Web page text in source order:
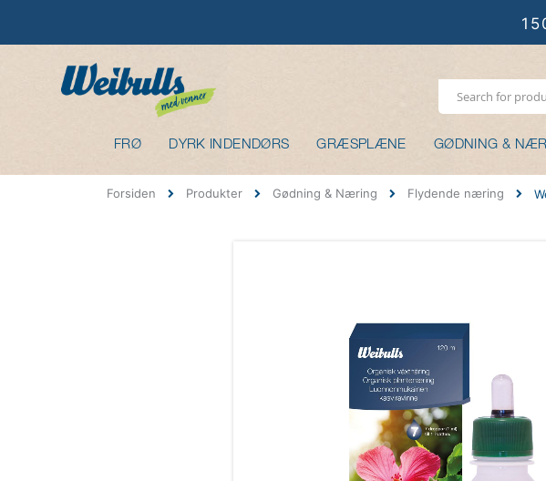
FRØ DYRK INDENDØRS GRÆSPLÆNE GØDNING &
Forsiden Produkter Gødning & Næring Flydende næring
billedgalleriet